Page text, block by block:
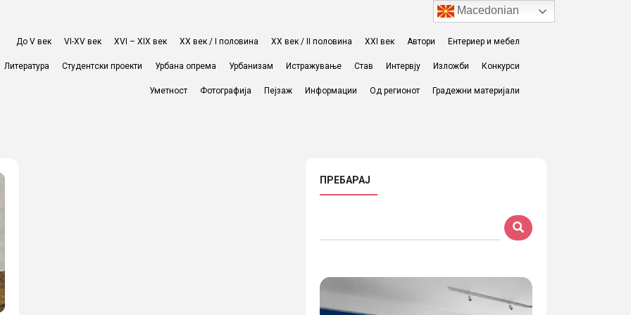
До V век VI-XV век XVI – XIX век ХХ век / I половина ХХ век / II половина XXI век Автори Ентериер и мебел
Литература Студентски проекти Урбана опрема Урбанизам Истражување Став Интервју Изложби Конкурси
Уметност Фотографија Пејзаж Информации Од регионот Градежни материјали
ПРЕБАРАЈ
Macedonian